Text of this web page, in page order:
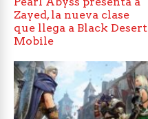
Zayed, la nueva clase
que llega a Black Desert
Mobile